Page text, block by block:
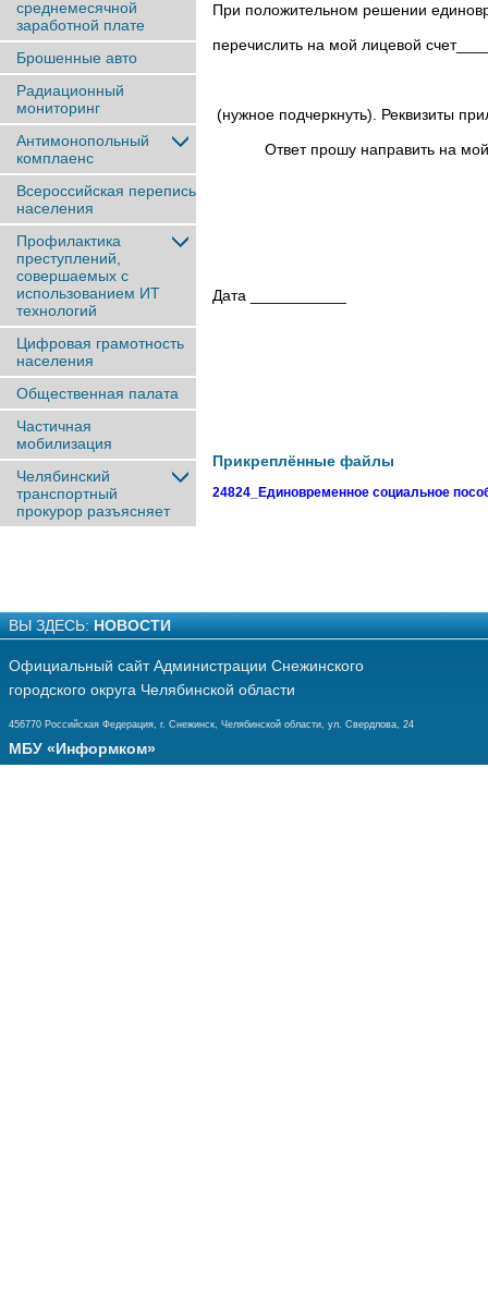
среднемесячной
заработной плате
Брошенные авто
Радиационный
мониторинг
Антимонопольный
комплаенс
Всероссийская перепись
населения
Профилактика
преступлений,
совершаемых с
использованием ИТ
технологий
Цифровая грамотность
населения
Общественная палата
Частичная
мобилизация
Челябинский
транспортный
прокурор разъясняет
При положительном решении
перечислить на мой лицевой
(нужное подчеркнуть). Реквизиты
Ответ прошу направить на мой
Дата ___________
Прикреплённые файлы
24824_Единовременное социальное
ВЫ ЗДЕСЬ: НОВОСТИ
Официальный сайт Администрации Снежинского
городского округа Челябинской области
456770 Российская Федерация, г. Снежинск, Челябинской области, ул. Свердлова, 24
МБУ «Информком»